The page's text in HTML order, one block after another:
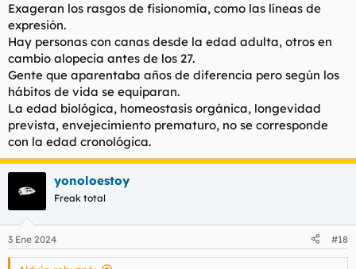
Exageran los rasgos de fisionomía, como las líneas de
expresión.
Hay personas con canas desde la edad adulta, otros en
cambio alopecia antes de los 27.
Gente que aparentaba años de diferencia pero según los
hábitos de vida se equiparan.
La edad biológica, homeostasis orgánica, longevidad
prevista, envejecimiento prematuro, no se corresponde
con la edad cronológica.
yonoloestoy
Freak total
3 Ene 2024 #18